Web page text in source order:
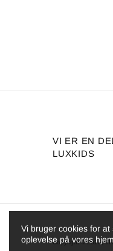
VI ER EN
LUXKIDS
Copyright © 2026,
Vi bruger cookies for
oplevelse på vores